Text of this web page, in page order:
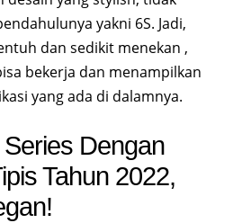
yakni 6S. Jadi,
dan sedikit menekan ,
bekerja dan menampilkan
yang ada di dalamnya.
Dengan
Tahun 2022,